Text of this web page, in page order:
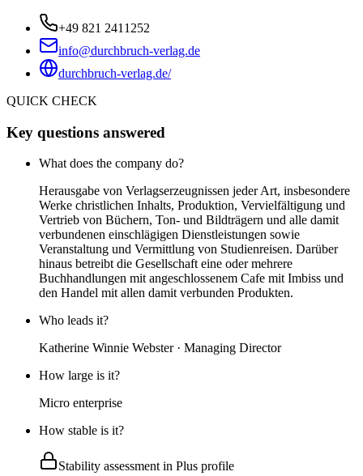
+49 821 2411252
info@durchbruch-verlag.de
durchbruch-verlag.de/
QUICK CHECK
Key questions answered
What does the company do?
Herausgabe von Verlagserzeugnissen jeder Art, insbesondere
Werke christlichen Inhalts, Produktion, Vervielfältigung und
Vertrieb von Büchern, Ton- und Bildträgern und alle damit
verbundenen einschlägigen Dienstleistungen sowie
Veranstaltung und Vermittlung von Studienreisen. Darüber
hinaus betreibt die Gesellschaft eine oder mehrere
Buchhandlungen mit angeschlossenem Cafe mit Imbiss und
den Handel mit allen damit verbunden Produkten.
Who leads it?
Katherine Winnie Webster · Managing Director
How large is it?
Micro enterprise
How stable is it?
Stability assessment in Plus profile